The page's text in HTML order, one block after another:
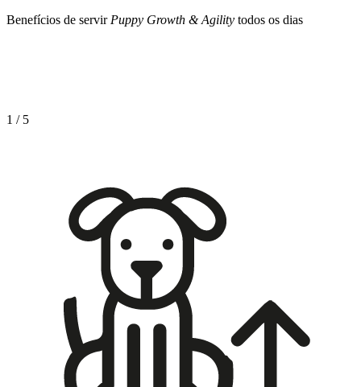
Benefícios de servir Puppy Growth & Agility todos os dias
1 / 5